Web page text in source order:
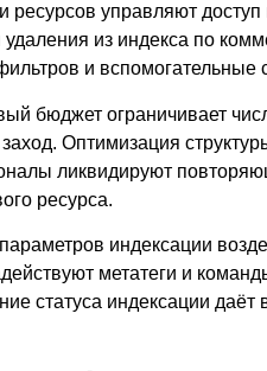
ресурсов управляют
из индекса по
и вспомогательные
бюджет ограничивает
Оптимизация
ликвидируют
ресурса.
индексации
метатеги и
статуса индексации